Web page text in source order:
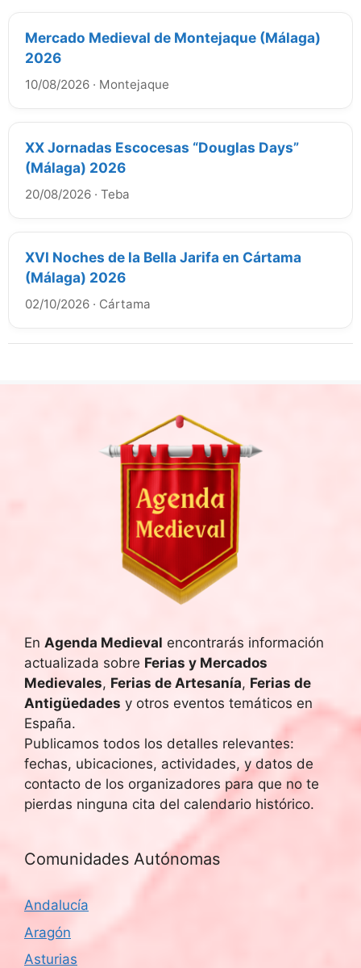
Mercado Medieval de Montejaque (Málaga)
2026
10/08/2026 · Montejaque
XX Jornadas Escocesas “Douglas Days”
(Málaga) 2026
20/08/2026 · Teba
XVI Noches de la Bella Jarifa en Cártama
(Málaga) 2026
02/10/2026 · Cártama
En Agenda Medieval encontrarás información
actualizada sobre Ferias y Mercados
Medievales, Ferias de Artesanía, Ferias de
Antigüedades y otros eventos temáticos en
España.
Publicamos todos los detalles relevantes:
fechas, ubicaciones, actividades, y datos de
contacto de los organizadores para que no te
pierdas ninguna cita del calendario histórico.
Comunidades Autónomas
Andalucía
Aragón
Asturias